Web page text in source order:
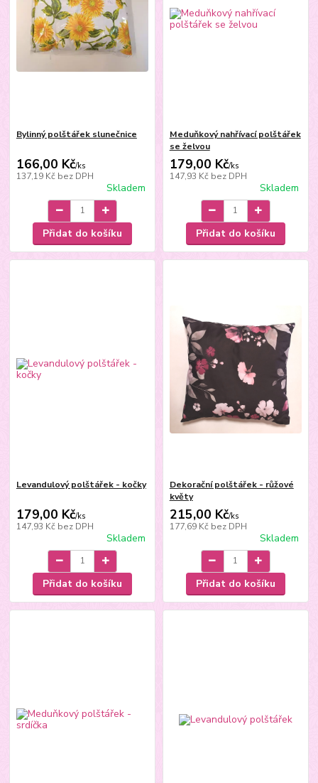
Bylinný polštářek slunečnice
166,00 Kč/ks
137,19 Kč bez DPH
Skladem
Přidat do košíku
Meduňkový nahřívací polštářek
se želvou
179,00 Kč/ks
147,93 Kč bez DPH
Skladem
Přidat do košíku
Levandulový polštářek - kočky
179,00 Kč/ks
147,93 Kč bez DPH
Skladem
Přidat do košíku
Dekorační polštářek - růžové
květy
215,00 Kč/ks
177,69 Kč bez DPH
Skladem
Přidat do košíku